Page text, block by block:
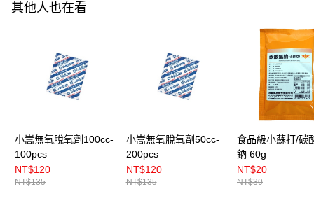
其他人也在看
小嵩無氧脫氧劑100cc-
100pcs
NT$120
NT$135
小嵩無氧脫氧劑50cc-
200pcs
NT$120
NT$135
食品級小蘇打/碳
鈉 60g
NT$20
NT$30